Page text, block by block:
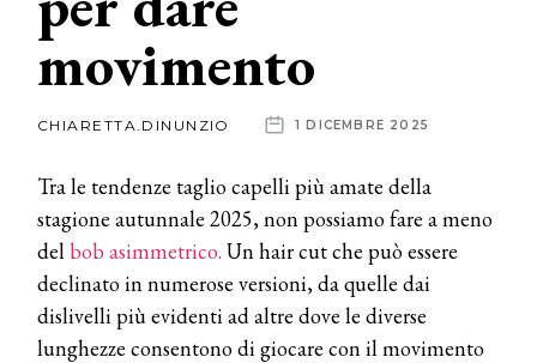
News
movimento
CHIARETTA.DINUNZIO 1 DICEMBRE 2025
Tra le tendenze taglio capelli più amate della
stagione autunnale 2025, non possiamo fare a meno
delbob asimmetrico. Un hair cut che può essere
declinato in numerose versioni, da quelle dai
dislivelli più evidenti ad altre dove le diverse
lunghezze consentono di giocare con il movimento